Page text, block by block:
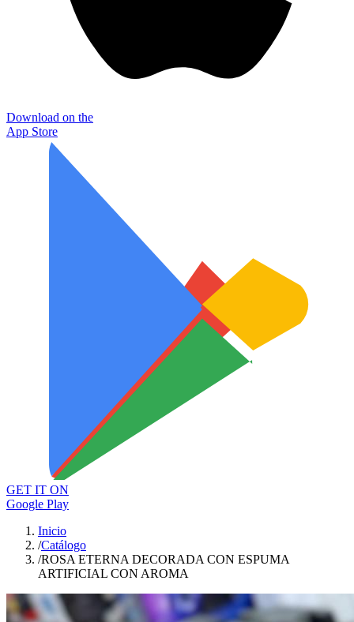
Download on the
App Store
GET IT ON
Google Play
Inicio
/Catálogo
/ROSA ETERNA DECORADA CON ESPUMA
ARTIFICIAL CON AROMA